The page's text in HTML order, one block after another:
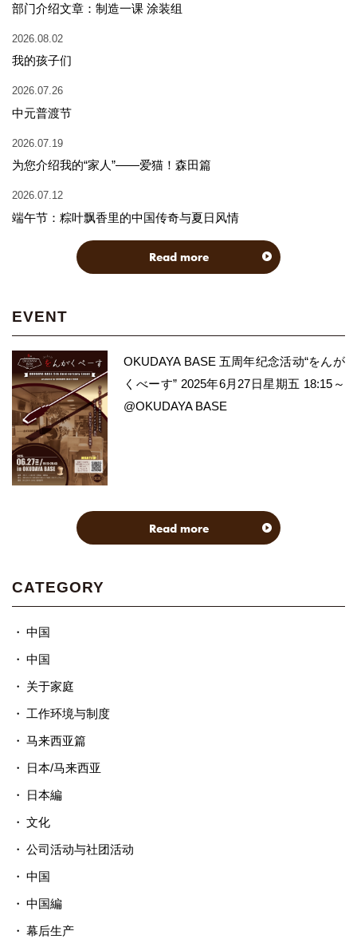
部门介绍文章：制造一课 涂装组
2026.08.02
我的孩子们
2026.07.26
中元普渡节
2026.07.19
为您介绍我的“家人”——爱猫！森田篇
2026.07.12
端午节：粽叶飘香里的中国传奇与夏日风情
Read more
EVENT
OKUDAYA BASE 五周年纪念活动“をんが
くべーす” 2025年6月27日星期五 18:15～
@OKUDAYA BASE
Read more
CATEGORY
中国
中国
关于家庭
工作环境与制度
马来西亚篇
日本/马来西亚
日本編
文化
公司活动与社团活动
中国
中国編
幕后生产